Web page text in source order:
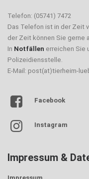
Telefon: (05741) 7472
Das Telefon ist in der Zeit
der Zeit können Sie gerne
In Notfällen erreichen Sie
Polizeidiensstelle.
E-Mail: post(at)tierheim-
Facebook
Instagram
Impressum &